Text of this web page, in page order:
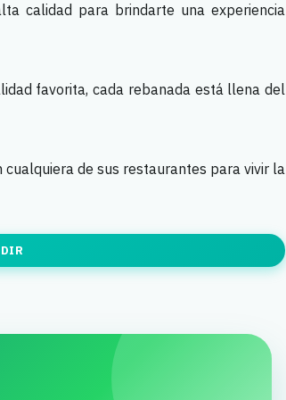
calidad para brindarte una experiencia
favorita, cada rebanada está llena del
cualquiera de sus restaurantes para vivir la